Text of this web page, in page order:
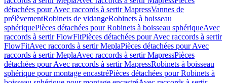
détachées pour Avec raccords à sertir MapressVannes de
prélèvementRobinets de vidangeRobinets à boisseau
sphériquePièces détachées pour Robinets à boisseau sphériqueAvec
raccords à sertir FlowFitPièces détachées pour Avec raccords à sertir
FlowFitAvec raccords à sertir MeplaPièces détachées pour Avec
raccords à sertir MeplaAvec raccords à sertir MapressPièces
détachées pour Avec raccords à sertir MapressRobinets à boisseau
sphérique pour montage encastréPièces détachées pour Robinets à